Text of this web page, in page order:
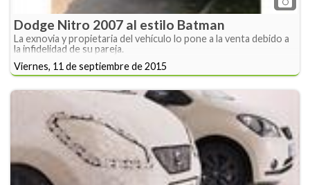
Dodge Nitro 2007 al estilo Batman
La exnovia y propietaria del vehículo lo pone a la venta debido a
la infidelidad de su pareja.
Viernes, 11 de septiembre de 2015